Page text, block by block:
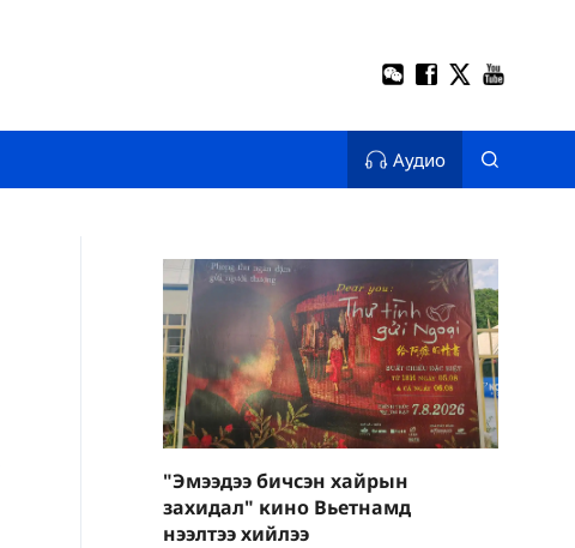
Аудио
"Эмээдээ бичсэн хайрын
захидал" кино Вьетнамд
нээлтээ хийлээ